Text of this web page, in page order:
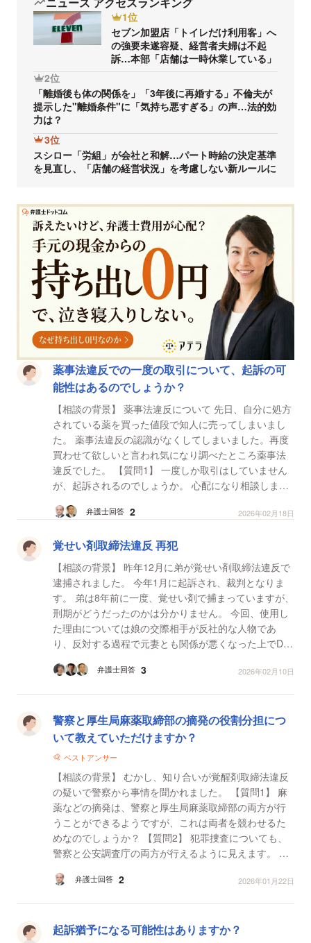
1位
セブン加盟店「トイレだけ利用客」へ
の強要未遂容疑、経営者夫婦は不起
訴…本部「店舗は一時休業している」
2位
「離婚後も体の関係を」「3年後に再婚する」不倫夫が
提示した"離婚条件"に「気持ち悪すぎる」の声…法的効
力は？
3位
スシロー「労組」が会社と和解…パート時給の決定基準
を見直し、「店舗の経営状況」を考慮しない新ルールに
薬事法違反での一度の取引について、起訴の可
能性はあるのでしょうか？
【相談の背景】 薬事法違反について 先日、自分に処方
されている薬を買った値段で知人に売ってしまいまし
た。 薬事法違反の認識がなくしてしまいました。再度
買わせて欲しいと言われ気になり調べたところ薬事法
違反でした。 【質問1】 一度しか取引はしていません
が、起訴されるのでしょうか。 心配になり相談しまし
弁護士回答 2 2026年02月18日
覚せい剤取締法違反 再犯
【相談の背景】 昨年12月に弟が覚せい剤取締法違反で
逮捕されました。 今年1月に起訴され、裁判となりま
す。 弟は8年前に一度、覚せい剤で捕まっていますが、
刑期がどうだったのかは分かりません。 今回、使用し
た理由については娘の交際相手が反社的な人物であ
り、反対する過程で元妻とも関係が悪くなった上でDV
れ、娘...
弁護士回答 3 2026年02月10日
警察と厚生局麻薬取締部の摘発の役割分担につ
いて教えていただけますか？
ベストアンサー
【相談の背景】 むかし、知り合いが覚醒剤取締法違反
の疑いで警察から事情を聞かれました。 【質問1】 麻
薬などの摘発は、警察と厚生局麻薬取締部の両方が行
うことができるようですが、これは両者を競わせるた
めなのでしょうか？ 【質問2】 犯罪捜査についても、
警察と公安調査庁の両方が行えるように見えます。 こ
弁護士回答 2 2026年01月22日
起訴猶予になる可能性はありますか？